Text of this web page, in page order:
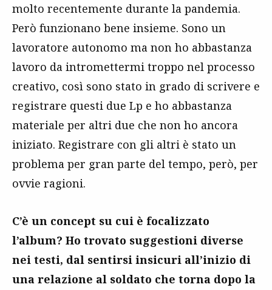
molto recentemente durante la pandemia.
Però funzionano bene insieme. Sono un
lavoratore autonomo ma non ho abbastanza
lavoro da intromettermi troppo nel processo
creativo, così sono stato in grado di scrivere e
registrare questi due Lp e ho abbastanza
materiale per altri due che non ho ancora
iniziato. Registrare con gli altri è stato un
problema per gran parte del tempo, però, per
ovvie ragioni.
C’è un concept su cui è focalizzato
l’album? Ho trovato suggestioni diverse
nei testi, dal sentirsi insicuri all’inizio di
una relazione al soldato che torna dopo la